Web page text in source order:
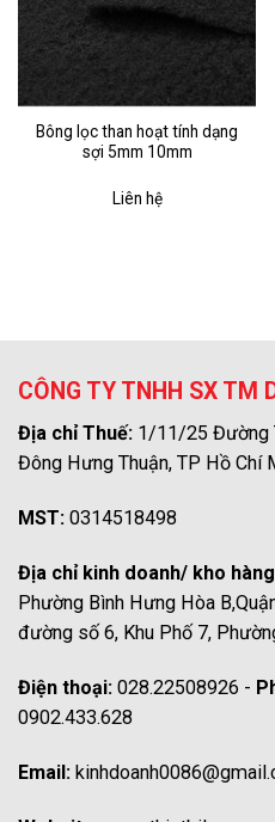
Bông lọc than hoạt tính dạng
sợi 5mm 10mm
Liên hệ
CÔNG TY TNHH SX TM
Địa chỉ Thuế: 1/11/25 Đường
Đông Hưng Thuận, TP Hồ Chí
MST: 0314518498
Địa chỉ kinh doanh/ kho
Phường Bình Hưng Hòa
đường số 6, Khu Phố 7,
Điện thoại: 028.22508926 -
0902.433.628
Email: